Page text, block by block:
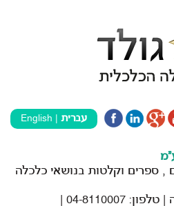
עברית English
, ספרים וקלטות בנושאי כלכלה